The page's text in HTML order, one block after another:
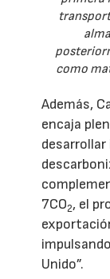
como
Además,
encaja
7CO2, el
Unido”.